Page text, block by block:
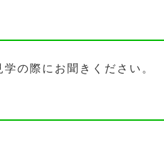
の際にお聞きください。